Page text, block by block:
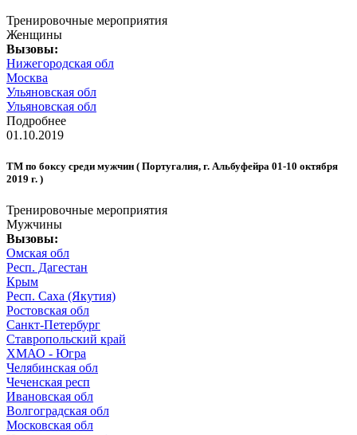
Тренировочные мероприятия
Женщины
Вызовы:
Нижегородская обл
Москва
Ульяновская обл
Ульяновская обл
Подробнее
01.10.2019
ТМ по боксу среди мужчин ( Португалия, г. Альбуфейра 01-10 октября
2019 г. )
Тренировочные мероприятия
Мужчины
Вызовы:
Омская обл
Респ. Дагестан
Крым
Респ. Саха (Якутия)
Ростовская обл
Санкт-Петербург
Ставропольский край
ХМАО - Югра
Челябинская обл
Чеченская респ
Ивановская обл
Волгоградская обл
Московская обл